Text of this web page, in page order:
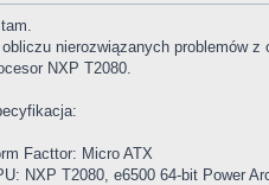
nierozwiązanych problemów z
NXP T2080.
Facttor: Micro ATX
NXP T2080, e6500 64-bit Power